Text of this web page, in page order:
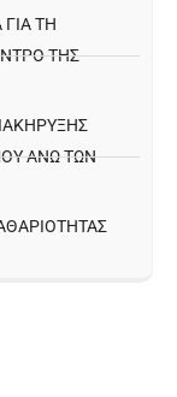
ΤΗ
ΤΗΣ
ΑΝΩ ΤΩΝ